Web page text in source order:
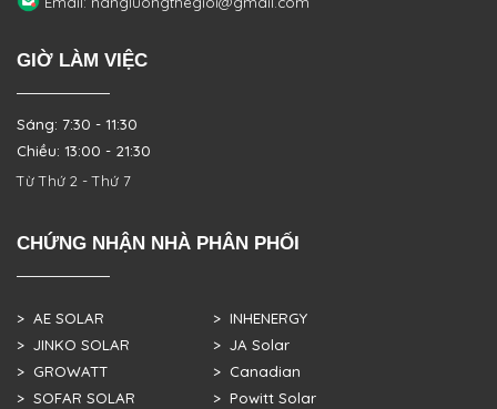
GIỜ LÀM VIỆC
Sáng: 7:30 - 11:30
Chiều: 13:00 - 21:30
Từ Thứ 2 - Thứ 7
CHỨNG NHẬN NHÀ PHÂN PHỐI
> AE SOLAR
> JINKO SOLAR
> GROWATT
> SOFAR SOLAR
> INHENERGY
> JA Solar
> Canadian
> Powitt Solar